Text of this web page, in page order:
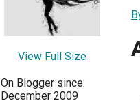
View Full Size
On Blogger since:
December 2009